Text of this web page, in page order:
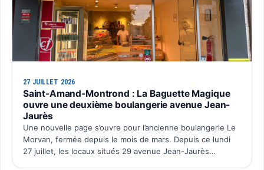
27 JUILLET 2026
Saint-Amand-Montrond : La Baguette Magique
ouvre une deuxième boulangerie avenue Jean-
Jaurès
Une nouvelle page s’ouvre pour l’ancienne boulangerie Le
Morvan, fermée depuis le mois de mars. Depuis ce lundi
27 juillet, les locaux situés 29 avenue Jean-Jaurès